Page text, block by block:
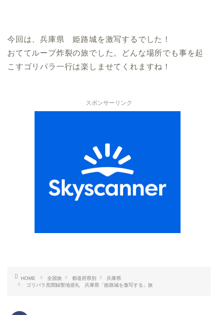
今回は、兵庫県 姫路城を激写するでした！
おててループ炸裂の旅でした。どんな場所でも事を起
こすゴリパラ一行は楽しませてくれますね！
スポンサーリンク
HOME 全国旅 都道府県別
兵庫県
ゴリパラ見聞録聖地巡礼 兵庫県「姫路城を激写する」旅